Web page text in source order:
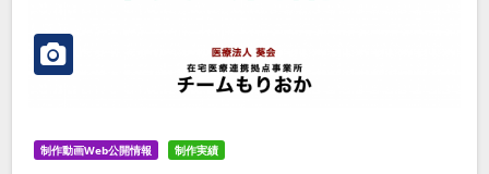
制作動画Web公開情報 制作実績